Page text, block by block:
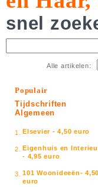
snel
Alle artikelen:
Populair
Tijdschriften
Algemeen
1. Elsevier - 4,50 euro
2. Eigenhuis en
- 4,95 euro
3. 101 Woonideeën- 4,50
euro